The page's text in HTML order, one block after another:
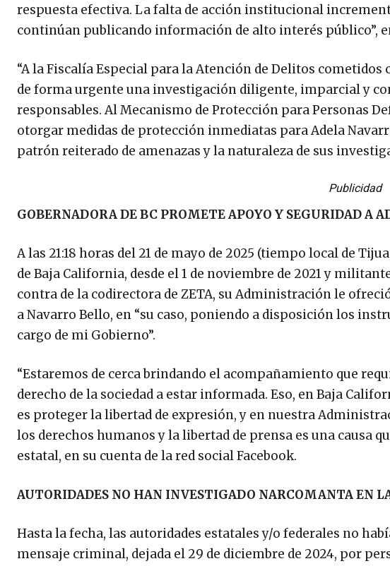
respuesta efectiva. La falta de acción institucional
continúan publicando información de alto interés público”,
“A la Fiscalía Especial para la Atención de Delitos
de forma urgente una investigación diligente, imparcial y
responsables. Al Mecanismo de Protección para Personas
otorgar medidas de protección inmediatas para Adela
patrón reiterado de amenazas y la naturaleza de sus
Publicidad
GOBERNADORA DE BC PROMETE APOYO Y SEGURIDAD A
A las 21:18 horas del 21 de mayo de 2025 (tiempo local de
de Baja California, desde el 1 de noviembre de 2021 y
contra de la codirectora de ZETA, su Administración le
a Navarro Bello, en “su caso, poniendo a disposición los
cargo de mi Gobierno”.
“Estaremos de cerca brindando el acompañamiento que
derecho de la sociedad a estar informada. Eso, en Baja
es proteger la libertad de expresión, y en nuestra
los derechos humanos y la libertad de prensa es una causa
estatal, en su cuenta de la red social Facebook.
AUTORIDADES NO HAN INVESTIGADO NARCOMANTA EN
Hasta la fecha, las autoridades estatales y/o federales no
mensaje criminal, dejada el 29 de diciembre de 2024, por